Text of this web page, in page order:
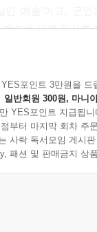
술로 세계 질서
재미있으면 그걸
솔직하고 통쾌해
늘어놓는 것일
狗)’라는 표현을
포인트 3만원을 드
일반회원 300원, 마니
YES포인트 지급됩니
부터 마지막 회차 주
사락 독서모임 게시
패션 및 판매금지 상